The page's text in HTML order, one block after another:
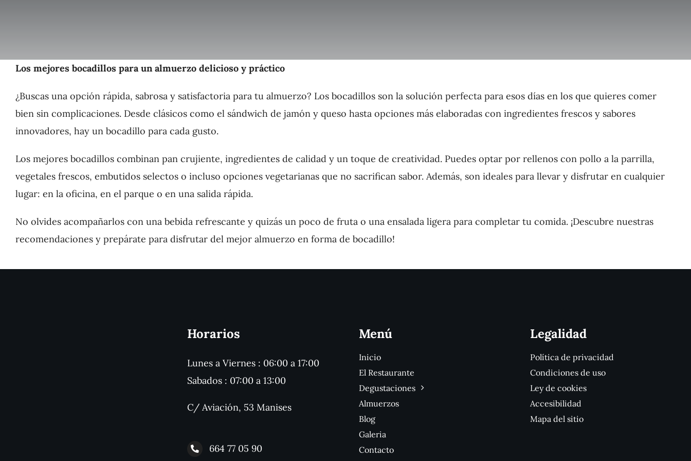
Los mejores bocadillos para un almuerzo delicioso y práctico
¿Buscas una opción rápida, sabrosa y satisfactoria para tu almuerzo? Los bocadillos son la solución perfecta para esos días en los que quieres comer
bien sin complicaciones. Desde clásicos como el sándwich de jamón y queso hasta opciones más elaboradas con ingredientes frescos y sabores
innovadores, hay un bocadillo para cada gusto.
Los mejores bocadillos combinan pan crujiente, ingredientes de calidad y un toque de creatividad. Puedes optar por rellenos con pollo a la parrilla,
vegetales frescos, embutidos selectos o incluso opciones vegetarianas que no sacrifican sabor. Además, son ideales para llevar y disfrutar en cualquier
lugar: en la oficina, en el parque o en una salida rápida.
No olvides acompañarlos con una bebida refrescante y quizás un poco de fruta o una ensalada ligera para completar tu comida. ¡Descubre nuestras
recomendaciones y prepárate para disfrutar del mejor almuerzo en forma de bocadillo!
Horarios
Lunes a Viernes : 06:00 a 17:00
Sabados : 07:00 a 13:00
C/ Aviación, 53 Manises
664 77 05 90
Menú
Inicio
El Restaurante
Degustaciones
Almuerzos
Blog
Galeria
Contacto
Legalidad
Política de privacidad
Condiciones de uso
Ley de cookies
Accesibilidad
Mapa del sitio